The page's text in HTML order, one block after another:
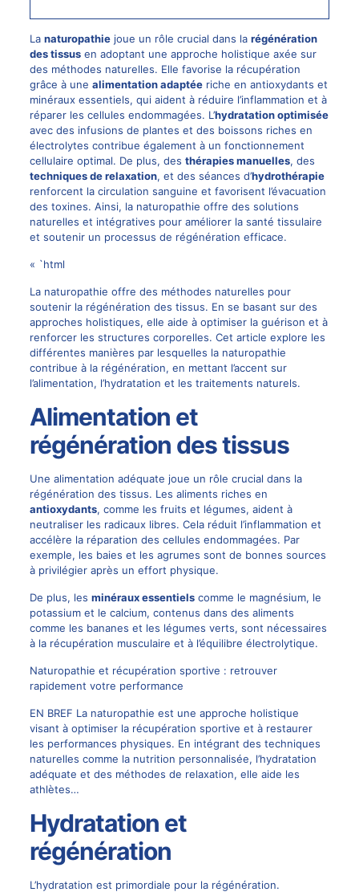
La naturopathiejoue un rôle crucial dans la régénération
des tissusen adoptant une approche holistique axée sur
des méthodes naturelles. Elle favorise la récupération
grâce à une alimentation adaptéeriche en antioxydants et
minéraux essentiels, qui aident à réduire l’inflammation et à
réparer les cellules endommagées. L’hydratation optimisée
avec des infusions de plantes et des boissons riches en
électrolytes contribue également à un fonctionnement
cellulaire optimal. De plus, des thérapies manuelles, des
techniques de relaxation, et des séances d’hydrothérapie
renforcent la circulation sanguine et favorisent l’évacuation
des toxines. Ainsi, la naturopathie offre des solutions
naturelles et intégratives pour améliorer la santé tissulaire
et soutenir un processus de régénération efficace.
« `html
La naturopathie offre des méthodes naturelles pour
soutenir la régénération des tissus. En se basant sur des
approches holistiques, elle aide à optimiser la guérison et à
renforcer les structures corporelles. Cet article explore les
différentes manières par lesquelles la naturopathie
contribue à la régénération, en mettant l’accent sur
l’alimentation, l’hydratation et les traitements naturels.
Alimentation et
régénération des tissus
Une alimentation adéquate joue un rôle crucial dans la
régénération des tissus. Les aliments riches en
antioxydants, comme les fruits et légumes, aident à
neutraliser les radicaux libres. Cela réduit l’inflammation et
accélère la réparation des cellules endommagées. Par
exemple, les baies et les agrumes sont de bonnes sources
à privilégier après un effort physique.
De plus, les minéraux essentielscomme le magnésium, le
potassium et le calcium, contenus dans des aliments
comme les bananes et les légumes verts, sont nécessaires
à la récupération musculaire et à l’équilibre électrolytique.
Naturopathie et récupération sportive : retrouver
rapidement votre performance
EN BREF La naturopathie est une approche holistique
visant à optimiser la récupération sportive et à restaurer
les performances physiques. En intégrant des techniques
naturelles comme la nutrition personnalisée, l’hydratation
adéquate et des méthodes de relaxation, elle aide les
athlètes…
Hydratation et
régénération
L’hydratation est primordiale pour la régénération.